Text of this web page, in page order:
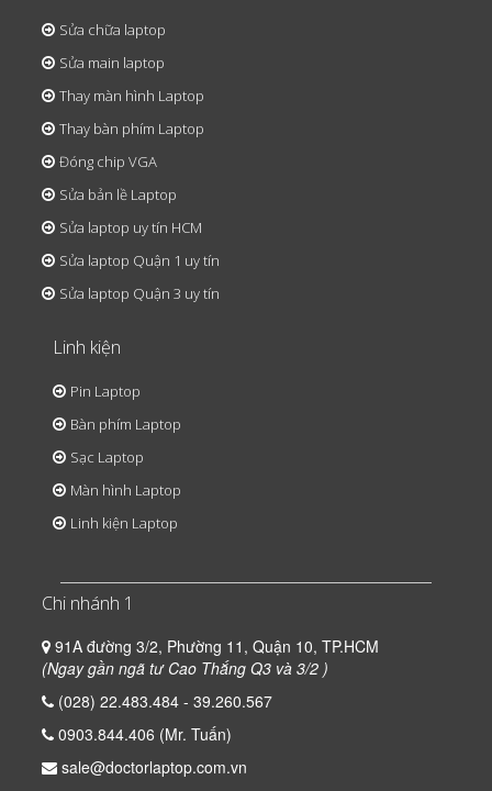
Sửa chữa laptop
Sửa main laptop
Thay màn hình Laptop
Thay bàn phím Laptop
Đóng chip VGA
Sửa bản lề Laptop
Sửa laptop uy tín HCM
Sửa laptop Quận 1 uy tín
Sửa laptop Quận 3 uy tín
Linh kiện
Pin Laptop
Bàn phím Laptop
Sạc Laptop
Màn hình Laptop
Linh kiện Laptop
Chi nhánh 1
91A đường 3/2, Phường 11, Quận 10, TP.HCM
(Ngay gần ngã tư Cao Thắng Q3 và 3/2 )
(028) 22.483.484 - 39.260.567
0903.844.406 (Mr. Tuấn)
sale@doctorlaptop.com.vn